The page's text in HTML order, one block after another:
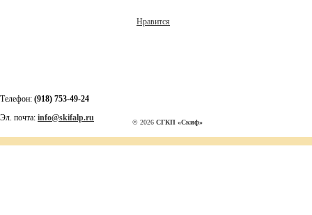
Нравится
Телефон: (918) 753-49-24
Эл. почта: info@skifalp.ru © 2026 СГКП «Скиф»